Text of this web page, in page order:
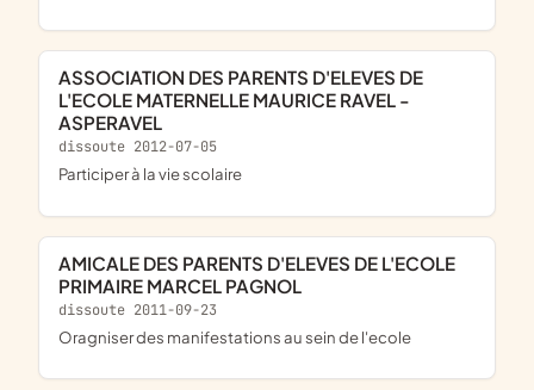
ASSOCIATION DES PARENTS D'ELEVES DE
L'ECOLE MATERNELLE MAURICE RAVEL -
ASPERAVEL
dissoute 2012-07-05
Participer à la vie scolaire
AMICALE DES PARENTS D'ELEVES DE L'ECOLE
PRIMAIRE MARCEL PAGNOL
dissoute 2011-09-23
Oragniser des manifestations au sein de l'ecole